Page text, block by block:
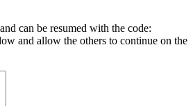
can be resumed with the code:
and allow the others to continue on the